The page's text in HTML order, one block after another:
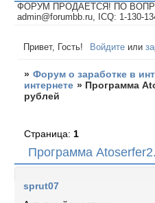
ФОРУМ ПРОДАЕТСЯ! ПО
admin@forumbb.ru, ICQ: 1-130-
Привет, Гость! Войдите или
» Форум о заработке в
интернете » Программа
рублей
Программа
Страница: 1
sprut07